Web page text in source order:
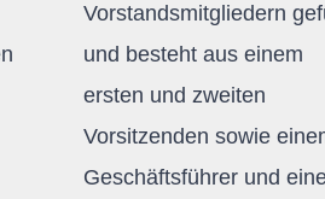
Vorstandsmitgliedern
und besteht aus einem
ersten und zweiten
Vorsitzenden sowie
Geschäftsführer und